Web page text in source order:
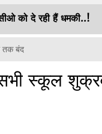
को दे रही हैं धमकी..!
तक बंद
सभी स्कूल